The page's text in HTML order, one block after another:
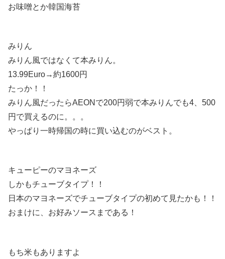
お味噌とか韓国海苔
みりん
みりん風ではなくて本みりん。
13.99Euro→約1600円
たっか！！
みりん風だったらAEONで200円弱で本みりんでも4、500
円で買えるのに。。。
やっぱり一時帰国の時に買い込むのがベスト。
キューピーのマヨネーズ
しかもチューブタイプ！！
日本のマヨネーズでチューブタイプの初めて見たかも！！
おまけに、お好みソースまである！
もち米もありますよ